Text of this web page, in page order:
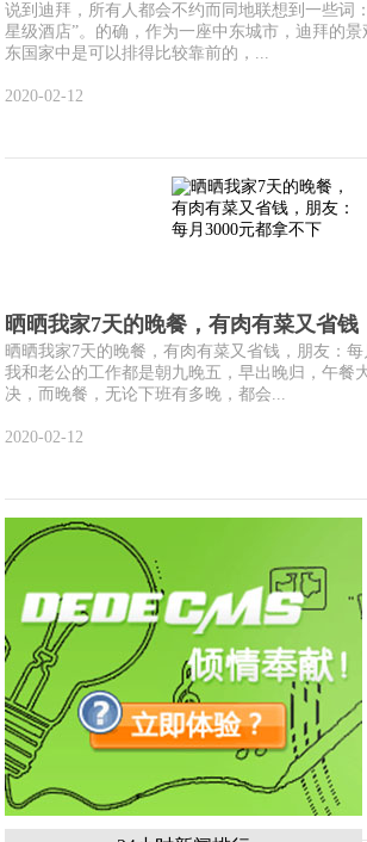
说到迪拜，所有人都会不约而同地联想到一些词
星级酒店”。的确，作为一座中东城市，迪拜的
东国家中是可以排得比较靠前的，...
2020-02-12
晒晒我家7天的晚餐，有肉有菜又省钱
晒晒我家7天的晚餐，有肉有菜又省钱，朋友：每
我和老公的工作都是朝九晚五，早出晚归，午餐
决，而晚餐，无论下班有多晚，都会...
2020-02-12